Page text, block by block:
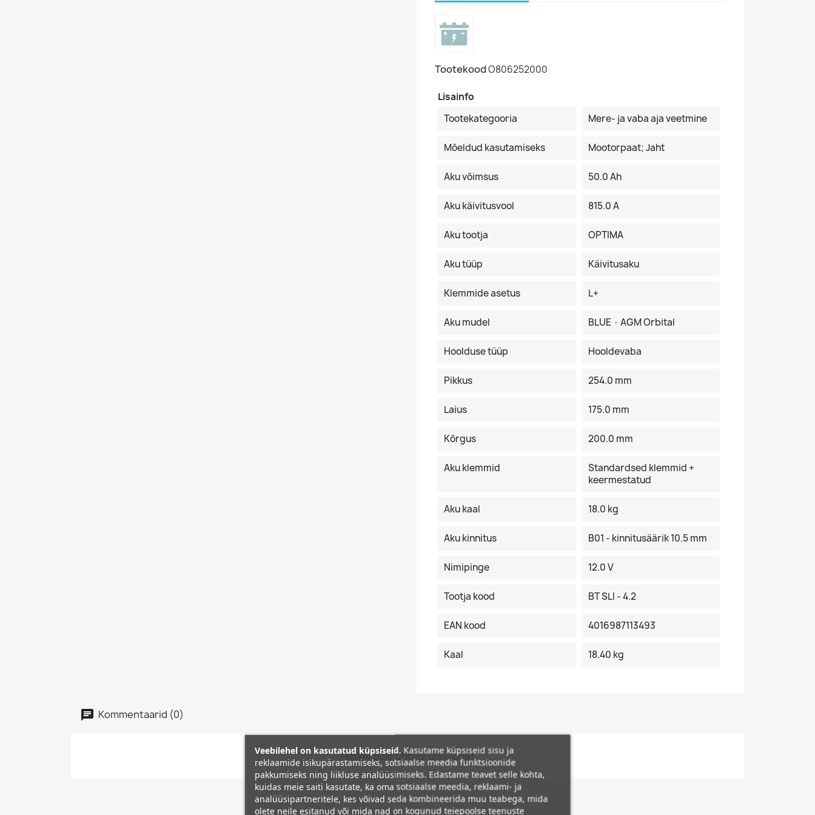
TootekoodO806252000
Lisainfo
Tootekategooria
Mere- ja vaba aja veetmine
Mõeldud kasutamiseks Mootorpaat; Jaht
Aku võimsus 50.0 Ah
Aku käivitusvool 815.0 A
Aku tootja OPTIMA
Aku tüüp Käivitusaku
Klemmide asetus L+
Aku mudel BLUE · AGM Orbital
Hoolduse tüüp Hooldevaba
Pikkus 254.0 mm
Laius 175.0 mm
Kõrgus 200.0 mm
Aku klemmid
Standardsed klemmid +
keermestatud
Aku kaal 18.0 kg
Aku kinnitus B01 - kinnitusäärik 10.5 mm
Nimipinge 12.0 V
Tootja kood BT SLI - 4.2
EAN kood 4016987113493
Kaal 18.40 kg
Kommentaarid (0)
Hetkel pole ühtegi ülevaadet
Veebilehel on kasutatud küpsiseid. Kasutame küpsiseid sisu ja
reklaamide isikupärastamiseks, sotsiaalse meedia funktsioonide
pakkumiseks ning liikluse analüüsimiseks. Edastame teavet selle kohta,
kuidas meie saiti kasutate, ka oma sotsiaalse meedia, reklaami- ja
analüüsipartneritele, kes võivad seda kombineerida muu teabega, mida
olete neile esitanud või mida nad on kogunud teiepoolse teenuste